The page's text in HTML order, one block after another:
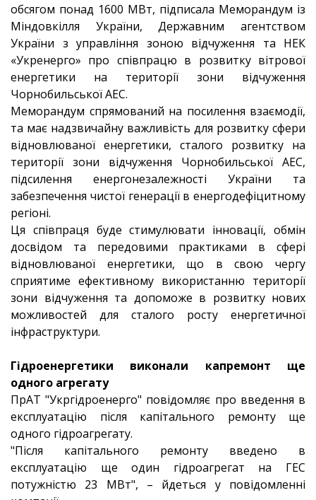
обсягом понад 1600 МВт, підписала Меморандум із
Міндовкілля України, Державним агентством
України з управління зоною відчуження та НЕК
«Укренерго» про співпрацю в розвитку вітрової
енергетики на території зони відчуження
Чорнобильської АЕС.
Меморандум спрямований на посилення взаємодії,
та має надзвичайну важливість для розвитку сфери
відновлюваної енергетики, сталого розвитку на
території зони відчуження Чорнобильської АЕС,
підсилення енергонезалежності України та
забезпечення чистої генерації в енергодефіцитному
регіоні.
Ця співпраця буде стимулювати інновації, обмін
досвідом та передовими практиками в сфері
відновлюваної енергетики, що в свою чергу
сприятиме ефективному використанню території
зони відчуження та допоможе в розвитку нових
можливостей для сталого росту енергетичної
інфраструктури.
Гідроенергетики виконали капремонт ще
одного агрегату
ПрАТ "Укргідроенерго" повідомляє про введення в
експлуатацію після капітального ремонту ще
одного гідроагрегату.
"Після капітального ремонту введено в
експлуатацію ще один гідроагрегат на ГЕС
потужністю 23 МВт", – йдеться у повідомленні